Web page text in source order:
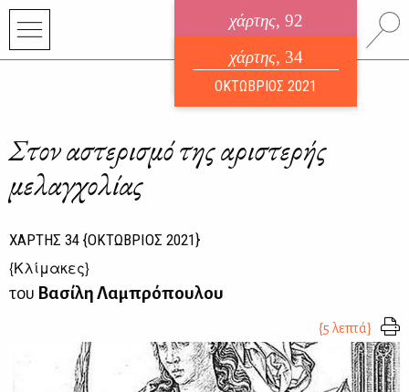
χάρτης, 92
ηλεκτρονικό περιοδικό
ΑΥΓΟΥΣΤΟΣ 2026
χάρτης, 34
ΟΚΤΩΒΡΙΟΣ 2021
Στον αστερισμό της αριστερής
μελαγχολίας
ΧΑΡΤΗΣ 34 {ΟΚΤΩΒΡΙΟΣ 2021}
{Κλίμακες}
του Βασίλη Λαμπρόπουλου
{5 λεπτά}